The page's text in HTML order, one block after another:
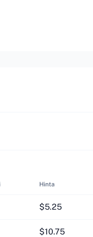
Hinta
$5.25
$10.75